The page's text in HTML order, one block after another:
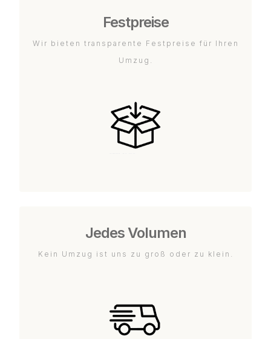
Festpreise
Wir bieten transparente Festpreise für Ihren
Umzug.
Jedes Volumen
Kein Umzug ist uns zu groß oder zu klein.